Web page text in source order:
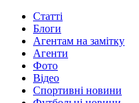
Статті
Блоги
Агентам на замітку
Агенти
Фото
Відео
Спортивні новини